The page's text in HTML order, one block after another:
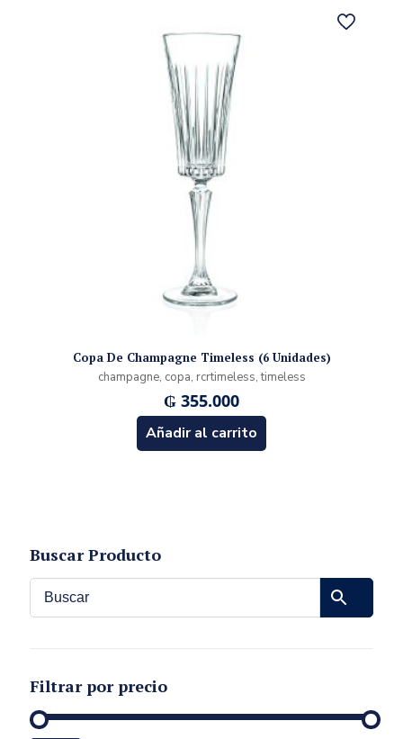
Copa De Champagne Timeless (6 Unidades)
champagne, copa, rcrtimeless, timeless
₲ 355.000
Añadir al carrito
Buscar Producto
Filtrar por precio